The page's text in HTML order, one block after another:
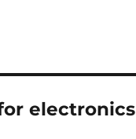
electronics